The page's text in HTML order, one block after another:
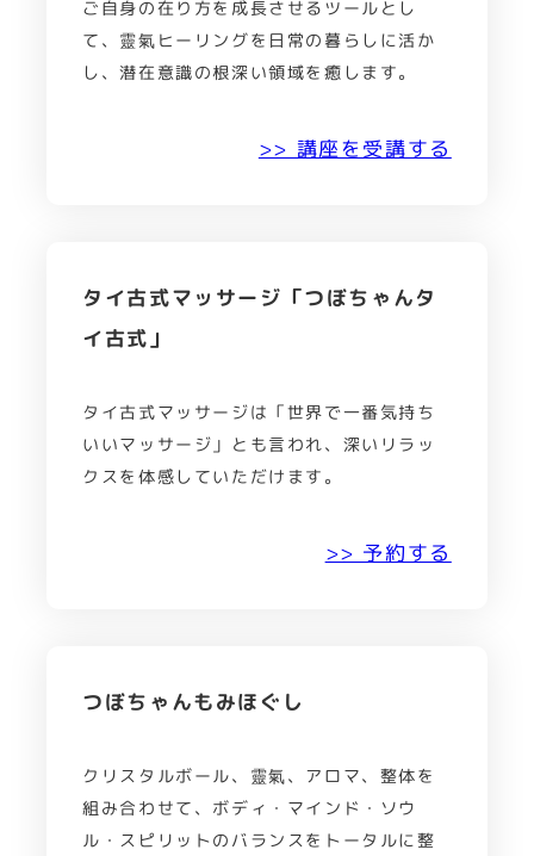
ご自身の在り方を成長させるツールとし
て、靈氣ヒーリングを日常の暮らしに活か
し、潜在意識の根深い領域を癒します。
>> 講座を受講する
タイ古式マッサージ「つぼちゃんタ
イ古式」
タイ古式マッサージは「世界で一番気持ち
いいマッサージ」とも言われ、深いリラッ
クスを体感していただけます。
>> 予約する
つぼちゃんもみほぐし
クリスタルボール、靈氣、アロマ、整体を
組み合わせて、ボディ・マインド・ソウ
ル・スピリットのバランスをトータルに整